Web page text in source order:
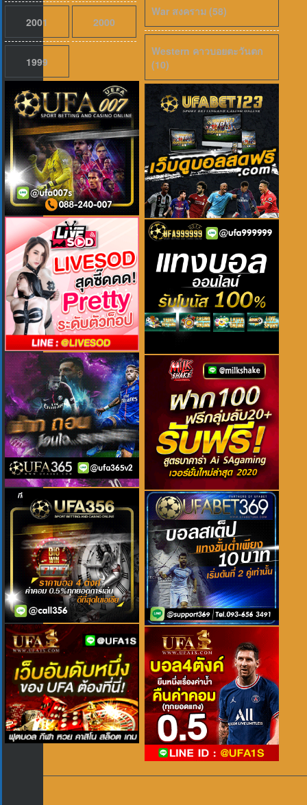
2001 2000
1999 เสียงไทย
Evil Dead Burn (2026) ผีอมตะแผดเผา
War สงคราม (58)
Western คาวบอยตะวันตก
(10)